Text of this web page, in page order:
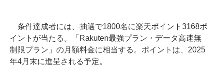
条件達成者には、抽選で1800名に楽天ポイント3168ポ
イントが当たる。「Rakuten最強プラン・データ高速無
制限プラン」の月額料金に相当する。ポイントは、2025
年4月末に進呈される予定。